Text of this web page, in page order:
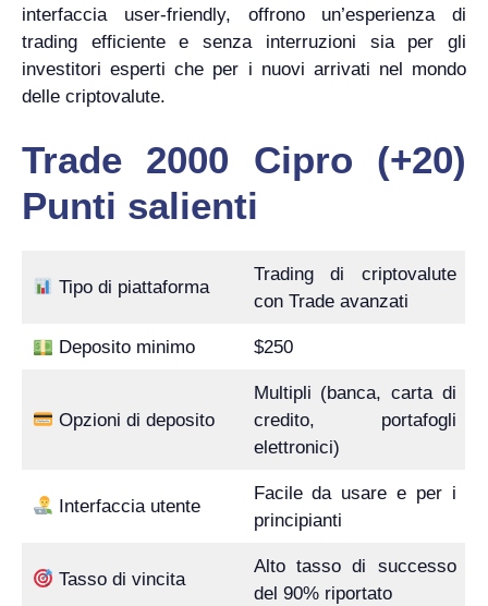
interfaccia user-friendly, offrono un’esperienza di
trading efficiente e senza interruzioni sia per gli
investitori esperti che per i nuovi arrivati nel mondo
delle criptovalute.
Trade 2000 Cipro (+20)
Punti salienti
Tipo di piattaforma
Trading di criptovalute
con Trade avanzati
Deposito minimo $250
Opzioni di deposito
Multipli (banca, carta di
credito, portafogli
elettronici)
Interfaccia utente
Facile da usare e per i
principianti
Tasso di vincita
Alto tasso di successo
del 90% riportato